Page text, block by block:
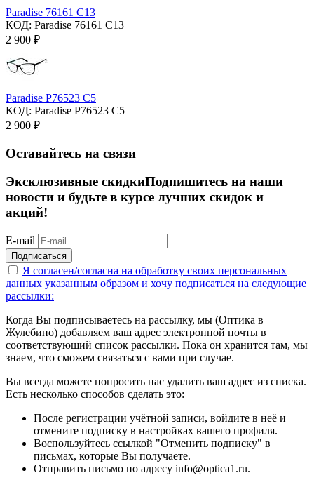
Paradise 76161 C13
КОД: Paradise 76161 C13
2 900 ₽
Paradise P76523 C5
КОД: Paradise P76523 C5
2 900 ₽
Оставайтесь на связи
Эксклюзивные скидкиПодпишитесь на наши
новости и будьте в курсе лучших скидок и
акций!
E-mail
Подписаться
Я согласен/согласна на обработку своих персональных
данных указанным образом и хочу подписаться на следующие
рассылки:
Когда Вы подписываетесь на рассылку, мы (Оптика в
Жулебино) добавляем ваш адрес электронной почты в
соответствующий список рассылки. Пока он хранится там, мы
знаем, что сможем связаться с вами при случае.
Вы всегда можете попросить нас удалить ваш адрес из списка.
Есть несколько способов сделать это:
После регистрации учётной записи, войдите в неё и
отмените подписку в настройках вашего профиля.
Воспользуйтесь ссылкой "Отменить подписку" в
письмах, которые Вы получаете.
Отправить письмо по адресу info@optica1.ru.